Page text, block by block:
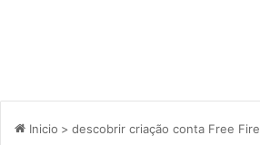
Inicio > descobrir criação conta Free Fire